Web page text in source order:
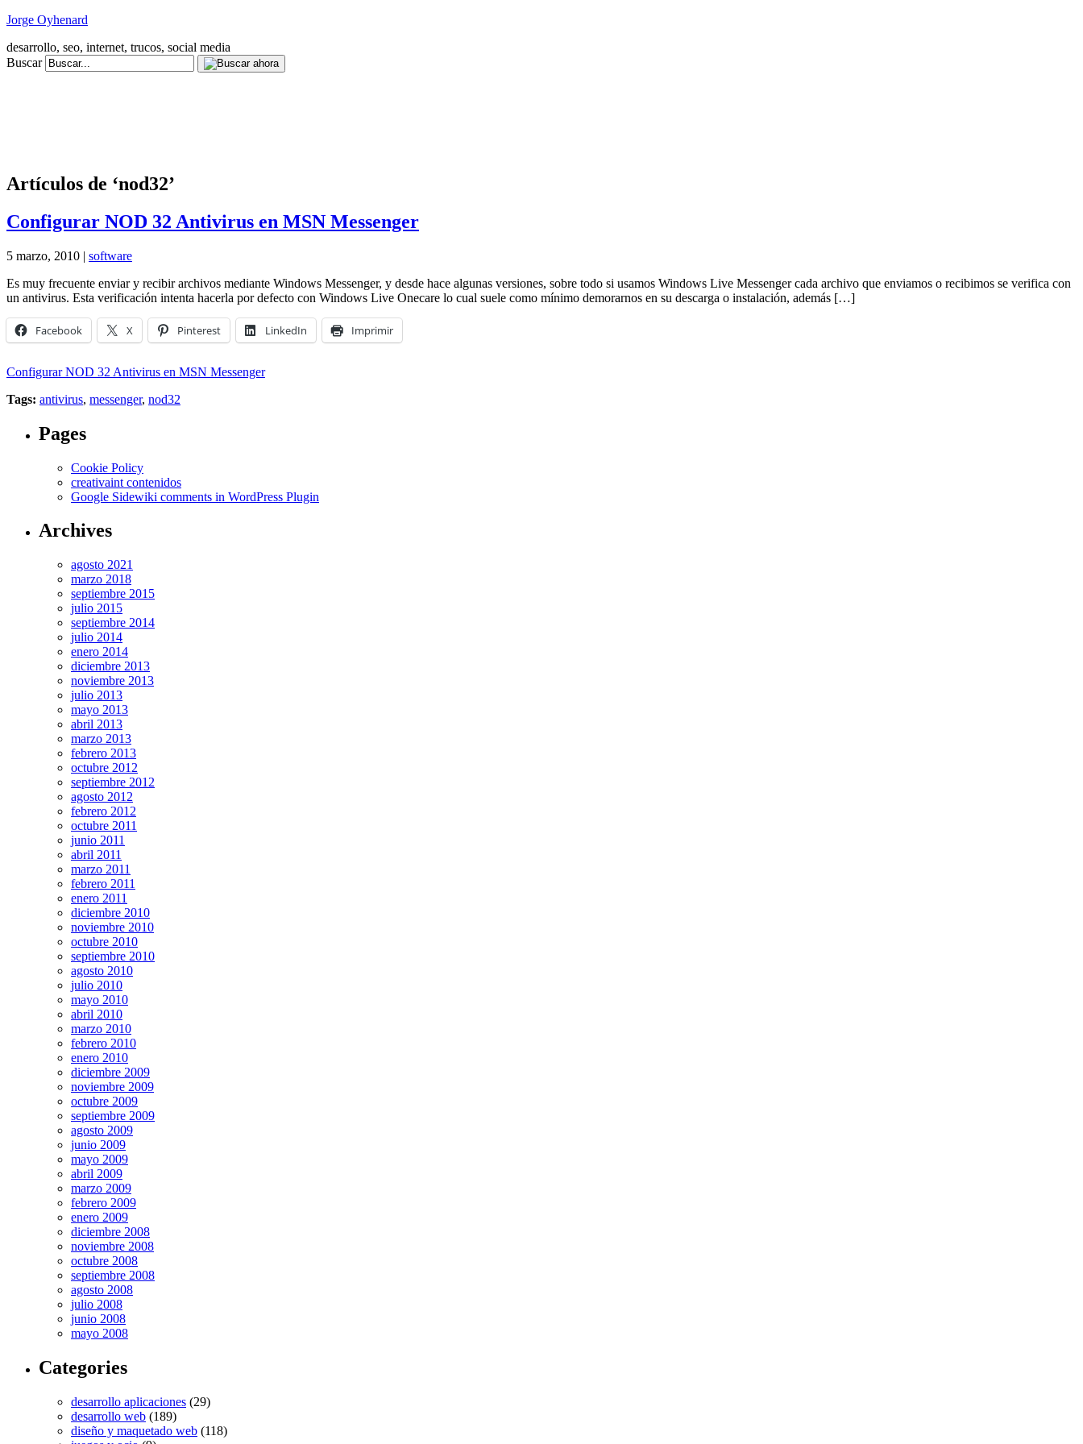
Jorge Oyhenard
desarrollo, seo, internet, trucos, social media
Buscar
Artículos de ‘nod32’
Configurar NOD 32 Antivirus en MSN Messenger
5 marzo, 2010 | software
Es muy frecuente enviar y recibir archivos mediante Windows Messenger, y desde hace algunas versiones, sobre todo si usamos Windows Live Messenger cada archivo que enviamos o recibimos se verifica con
un antivirus. Esta verificación intenta hacerla por defecto con Windows Live Onecare lo cual suele como mínimo demorarnos en su descarga o instalación, además […]
Facebook X Pinterest LinkedIn Imprimir
Configurar NOD 32 Antivirus en MSN Messenger
Tags: antivirus, messenger, nod32
Pages
Cookie Policy
creativaint contenidos
Google Sidewiki comments in WordPress Plugin
Archives
agosto 2021
marzo 2018
septiembre 2015
julio 2015
septiembre 2014
julio 2014
enero 2014
diciembre 2013
noviembre 2013
julio 2013
mayo 2013
abril 2013
marzo 2013
febrero 2013
octubre 2012
septiembre 2012
agosto 2012
febrero 2012
octubre 2011
junio 2011
abril 2011
marzo 2011
febrero 2011
enero 2011
diciembre 2010
noviembre 2010
octubre 2010
septiembre 2010
agosto 2010
julio 2010
mayo 2010
abril 2010
marzo 2010
febrero 2010
enero 2010
diciembre 2009
noviembre 2009
octubre 2009
septiembre 2009
agosto 2009
junio 2009
mayo 2009
abril 2009
marzo 2009
febrero 2009
enero 2009
diciembre 2008
noviembre 2008
octubre 2008
septiembre 2008
agosto 2008
julio 2008
junio 2008
mayo 2008
Categories
desarrollo aplicaciones (29)
desarrollo web (189)
diseño y maquetado web (118)